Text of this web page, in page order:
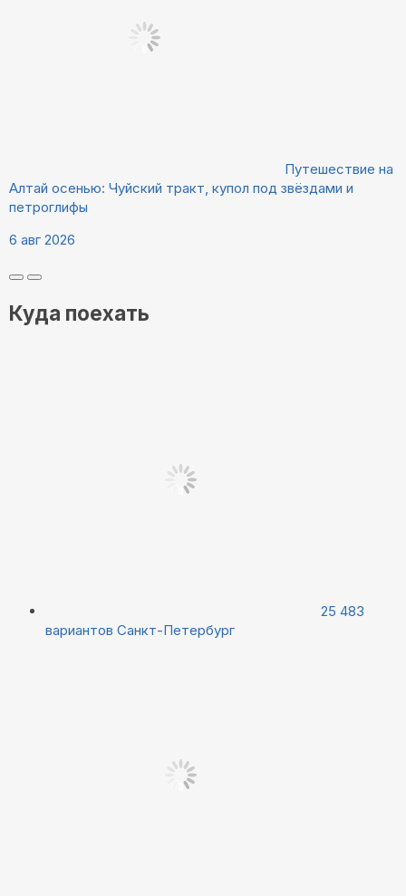
Путешествие на
Алтай осенью: Чуйский тракт, купол под звёздами и
петроглифы
6 авг 2026
Куда поехать
25 483
вариантов Санкт-Петербург